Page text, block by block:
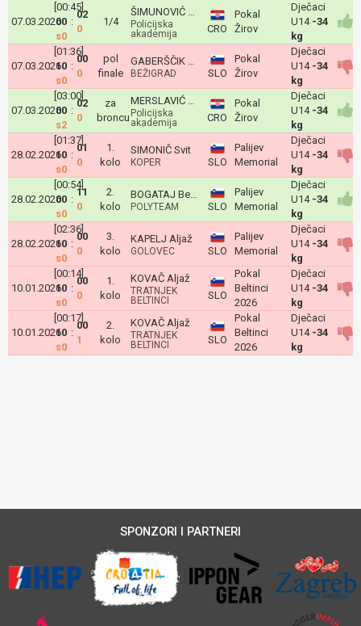
07.03.2026
[00:45]
00
s0
:
02
0
1/4
ŠIMUNOVIĆ ŠPEHAR Rafael
Policijska
akademija
CRO
Pokal
Žirov
Dječaci
U14 -34
kg
07.03.2026
[01:36]
10
s0
:
00
0
pol
finale
GABERŠČIK Jurij
BEŽIGRAD SLO
Pokal
Žirov
Dječaci
U14 -34
kg
07.03.2026
[03:00]
00
s2
:
02
0
za
broncu
MERSLAVIĆ Matej
Policijska
akademija
CRO
Pokal
Žirov
Dječaci
U14 -34
kg
28.02.2026
[01:37]
10
s0
:
01
0
1.
kolo
SIMONIČ Svit
KOPER SLO
Palijev
Memorial
Dječaci
U14 -34
kg
28.02.2026
[00:54]
00
s0
:
11
0
2.
kolo
BOGATAJ Benjamin
POLYTEAM SLO
Palijev
Memorial
Dječaci
U14 -34
kg
28.02.2026
[02:36]
10
s0
:
00
0
3.
kolo
KAPELJ Aljaž
GOLOVEC SLO
Palijev
Memorial
Dječaci
U14 -34
kg
10.01.2026
[00:14]
10
s0
:
00
0
1.
kolo
KOVAČ Aljaž
TRATNJEK
BELTINCI
SLO
Pokal
Beltinci
2026
Dječaci
U14 -34
kg
10.01.2026
[00:17]
10
s0
:
00
1
2.
kolo
KOVAČ Aljaž
TRATNJEK
BELTINCI
SLO
Pokal
Beltinci
2026
Dječaci
U14 -34
kg
SPONZORI I PARTNERI